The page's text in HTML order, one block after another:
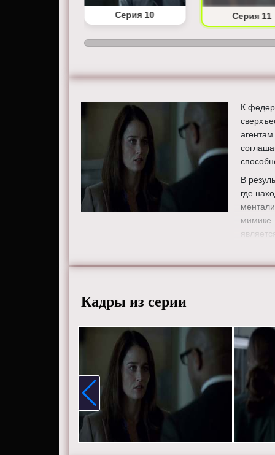
Серия 10 Серия 11
К
В
где
мимике.
Кадры из серии